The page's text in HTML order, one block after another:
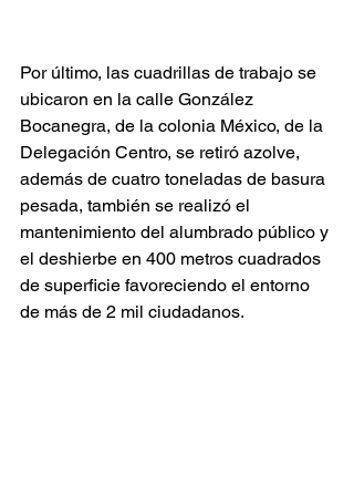
Por último, las cuadrillas de trabajo se
ubicaron en la calle González
Bocanegra, de la colonia México, de la
Delegación Centro, se retiró azolve,
además de cuatro toneladas de basura
pesada, también se realizó el
mantenimiento del alumbrado público y
el deshierbe en 400 metros cuadrados
de superficie favoreciendo el entorno
de más de 2 mil ciudadanos.